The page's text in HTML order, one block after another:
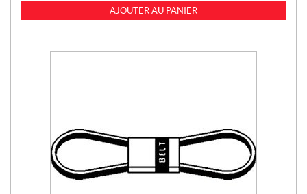
AJOUTER AU PANIER